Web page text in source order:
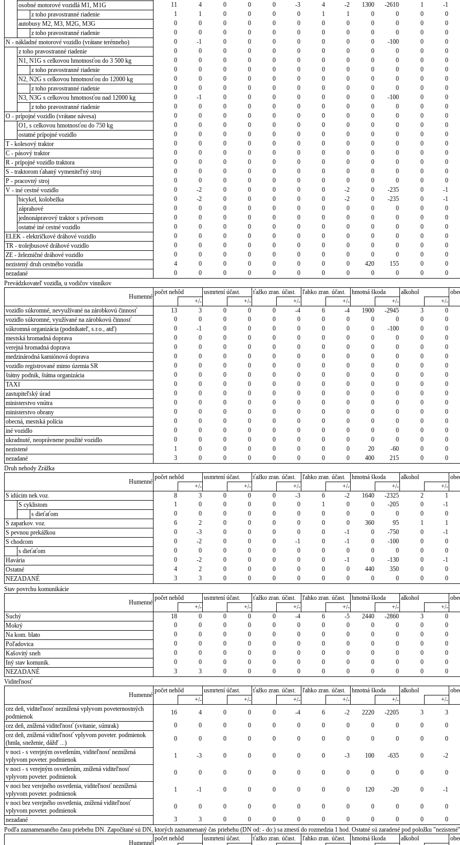
osobné motorové vozidlá M1, M1G
11 4 0 0 0 -3 4 -2 1300 -2610 1 -1
z toho pravostranné riadenie
1 1 0 0 0 0 1 1 0 0 0 0
autobusy M2, M3, M2G, M3G
0 0 0 0 0 0 0 0 0 0 0 0
z toho pravostranné riadenie
0 0 0 0 0 0 0 0 0 0 0 0
N - nákladné motorové vozidlo (vrátane terénneho)
0 -1 0 0 0 0 0 0 0 -100 0 0
z toho pravostranné riadenie
0 0 0 0 0 0 0 0 0 0 0 0
N1, N1G s celkovou hmotnosťou do 3 500 kg
0 0 0 0 0 0 0 0 0 0 0 0
z toho pravostranné riadenie
0 0 0 0 0 0 0 0 0 0 0 0
N2, N2G s celkovou hmotnosťou do 12000 kg
0 0 0 0 0 0 0 0 0 0 0 0
z toho pravostranné riadenie
0 0 0 0 0 0 0 0 0 0 0 0
N3, N3G s celkovou hmotnosťou nad 12000 kg
0 -1 0 0 0 0 0 0 0 -100 0 0
z toho pravostranné riadenie
0 0 0 0 0 0 0 0 0 0 0 0
O - prípojné vozidlo (vrátane návesa)
0 0 0 0 0 0 0 0 0 0 0 0
O1, s celkovou hmotnosťou do 750 kg
0 0 0 0 0 0 0 0 0 0 0 0
ostatné prípojné vozidlo
0 0 0 0 0 0 0 0 0 0 0 0
T - kolesový traktor
0 0 0 0 0 0 0 0 0 0 0 0
C - pásový traktor
0 0 0 0 0 0 0 0 0 0 0 0
R - prípojné vozidlo traktora
0 0 0 0 0 0 0 0 0 0 0 0
S - traktorom ťahaný vymeniteľný stroj
0 0 0 0 0 0 0 0 0 0 0 0
P - pracovný stroj
0 0 0 0 0 0 0 0 0 0 0 0
V - iné cestné vozidlo
0 -2 0 0 0 0 0 -2 0 -235 0 -1
bicykel, kolobežka
0 -2 0 0 0 0 0 -2 0 -235 0 -1
záprahové
0 0 0 0 0 0 0 0 0 0 0 0
jednonápravový traktor s prívesom
0 0 0 0 0 0 0 0 0 0 0 0
ostatné iné cestné vozidlo
0 0 0 0 0 0 0 0 0 0 0 0
ELEK - električkové dráhové vozidlo
0 0 0 0 0 0 0 0 0 0 0 0
TR - trolejbusové dráhové vozidlo
0 0 0 0 0 0 0 0 0 0 0 0
ZE - železničné dráhové vozidlo
0 0 0 0 0 0 0 0 0 0 0 0
nezistený druh cestného vozidla
4 0 0 0 0 0 0 0 420 155 0 0
nezadané
0 0 0 0 0 0 0 0 0 0 0 0
Prevádzkovateľ vozidla, u vodičov vinníkov
Humenné
počet nehôd usmrtení účast. ťažko zran. účast. ľahko zran. účast. hmotná škoda alkohol
+/-
+/- +/- +/- +/- +/-
vozidlo súkromné, nevyužívané na zárobkovú činnosť
13 3 0 0 0 -4 6 -4 1900 -2945 3 0
vozidlo súkromné, využívané na zárobkovú činnosť
0 0 0 0 0 0 0 0 0 0 0 0
súkromná organizácia (podnikateľ, s.r.o., atď)
0 -1 0 0 0 0 0 0 0 -100 0 0
mestská hromadná doprava
0 0 0 0 0 0 0 0 0 0 0 0
verejná hromadná doprava
0 0 0 0 0 0 0 0 0 0 0 0
medzinárodná kamiónová doprava
0 0 0 0 0 0 0 0 0 0 0 0
vozidlo registrované mimo územia SR
0 0 0 0 0 0 0 0 0 0 0 0
štátny podnik, štátna organizácia
0 0 0 0 0 0 0 0 0 0 0 0
TAXI
0 0 0 0 0 0 0 0 0 0 0 0
zastupiteľský úrad
0 0 0 0 0 0 0 0 0 0 0 0
ministerstvo vnútra
0 0 0 0 0 0 0 0 0 0 0 0
ministerstvo obrany
0 0 0 0 0 0 0 0 0 0 0 0
obecná, mestská polícia
0 0 0 0 0 0 0 0 0 0 0 0
iné vozidlo
0 0 0 0 0 0 0 0 0 0 0 0
ukradnuté, neoprávnene použité vozidlo
0 0 0 0 0 0 0 0 0 0 0 0
nezistené
1 0 0 0 0 0 0 0 20 -60 0 0
nezadané
3 0 0 0 0 0 0 0 400 215 0 0
Druh nehody Zrážka
Humenné
počet nehôd usmrtení účast. ťažko zran. účast. ľahko zran. účast. hmotná škoda alkohol
+/-
+/- +/- +/- +/- +/-
S idúcim nek.voz.
8 3 0 0 0 -3 6 -2 1640 -2325 2 1
S cyklistom
1 0 0 0 0 0 1 0 0 -205 0 -1
s dieťaťom
0 0 0 0 0 0 0 0 0 0 0 0
S zaparkov. voz.
6 2 0 0 0 0 0 0 360 95 1 1
S pevnou prekážkou
0 -3 0 0 0 0 0 -1 0 -750 0 -1
S chodcom
0 -2 0 0 0 -1 0 -1 0 -100 0 0
s dieťaťom
0 0 0 0 0 0 0 0 0 0 0 0
Havária
0 -2 0 0 0 0 0 -1 0 -130 0 -1
Ostatné
4 2 0 0 0 0 0 0 440 350 0 0
NEZADANÉ
3 3 0 0 0 0 0 0 0 0 0 0
Stav povrchu komunikácie
Humenné
počet nehôd usmrtení účast. ťažko zran. účast. ľahko zran. účast. hmotná škoda alkohol
+/-
+/- +/- +/- +/- +/-
Suchý
18 0 0 0 0 -4 6 -5 2440 -2860 3 0
Mokrý
0 0 0 0 0 0 0 0 0 0 0 0
Na kom. blato
0 0 0 0 0 0 0 0 0 0 0 0
Poľadovica
0 0 0 0 0 0 0 0 0 0 0 0
Kašovitý sneh
0 0 0 0 0 0 0 0 0 0 0 0
Iný stav komunik.
0 0 0 0 0 0 0 0 0 0 0 0
NEZADANÉ
3 3 0 0 0 0 0 0 0 0 0 0
Viditeľnosť
Humenné
počet nehôd usmrtení účast. ťažko zran. účast. ľahko zran. účast. hmotná škoda alkohol
+/-
+/- +/- +/- +/- +/-
cez deň, viditeľnosť neznížená vplyvom poveternostných
podmienok
16 4 0 0 0 -4 6 -2 2220 -2205 3 3
cez deň, znížená viditeľnosť (svitanie, súmrak)
0 0 0 0 0 0 0 0 0 0 0 0
cez deň, znížená viditeľnosť vplyvom poveter. podmienok
(hmla, sneženie, dážď ...)
0 0 0 0 0 0 0 0 0 0 0 0
v noci - s verejným osvetlením, viditeľnosť neznížená
vplyvom poveter. podmienok
1 -3 0 0 0 0 0 -3 100 -635 0 -2
v noci - s verejným osvetlením, znížená viditeľnosť
vplyvom poveter. podmienok
0 0 0 0 0 0 0 0 0 0 0 0
v noci bez verejného osvetlenia, viditeľnosť neznížená
vplyvom poveter. podmienok
1 -1 0 0 0 0 0 0 120 -20 0 -1
v noci bez verejného osvetlenia, znížená viditeľnosť
vplyvom poveter. podmienok
0 0 0 0 0 0 0 0 0 0 0 0
nezadané
3 3 0 0 0 0 0 0 0 0 0 0
Podľa zaznamenaného času priebehu DN. Započítané sú DN, ktorých zaznamenaný čas priebehu (DN od: - do:) sa zmestí do rozmedzia 1 hod. Ostatné sú zaradené pod položku "nezistené"
Humenné
počet nehôd usmrtení účast. ťažko zran. účast. ľahko zran. účast. hmotná škoda alkohol